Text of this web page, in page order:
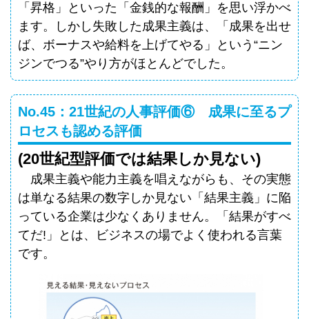
「昇格」といった「金銭的な報酬」を思い浮かべ
ます。しかし失敗した成果主義は、「成果を出せ
ば、ボーナスや給料を上げてやる」という“ニン
ジンでつる”やり方がほとんどでした。
No.45：21世紀の人事評価⑥ 成果に至るプ
ロセスも認める評価
(20世紀型評価では結果しか見ない)
成果主義や能力主義を唱えながらも、その実態
は単なる結果の数字しか見ない「結果主義」に陥
っている企業は少なくありません。「結果がすべ
てだ!」とは、ビジネスの場でよく使われる言葉
です。